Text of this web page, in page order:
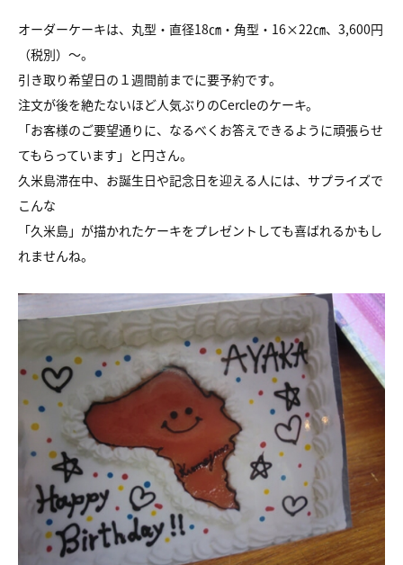
オーダーケーキは、丸型・直径18㎝・角型・16×22㎝、3,600円
（税別）～。
引き取り希望日の１週間前までに要予約です。
注文が後を絶たないほど人気ぶりのCercleのケーキ。
「お客様のご要望通りに、なるべくお答えできるように頑張らせ
てもらっています」と円さん。
久米島滞在中、お誕生日や記念日を迎える人には、サプライズで
こんな
「久米島」が描かれたケーキをプレゼントしても喜ばれるかもし
れませんね。